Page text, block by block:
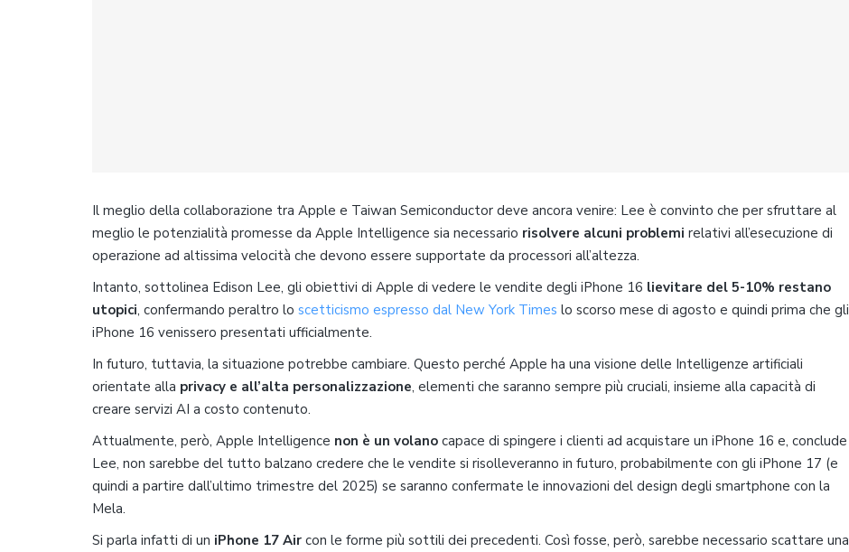
Il meglio della collaborazione tra Apple e Taiwan Semiconductor deve ancora venire: Lee è convinto che per sfruttare al
meglio le potenzialità promesse da Apple Intelligence sia necessario risolvere alcuni problemi relativi all’esecuzione di
operazione ad altissima velocità che devono essere supportate da processori all’altezza.
Intanto, sottolinea Edison Lee, gli obiettivi di Apple di vedere le vendite degli iPhone 16 lievitare del 5-10% restano
utopici, confermando peraltro lo scetticismo espresso dal New York Times lo scorso mese di agosto e quindi prima che gli
iPhone 16 venissero presentati ufficialmente.
In futuro, tuttavia, la situazione potrebbe cambiare. Questo perché Apple ha una visione delle Intelligenze artificiali
orientate alla privacy e all’alta personalizzazione, elementi che saranno sempre più cruciali, insieme alla capacità di
creare servizi AI a costo contenuto.
Attualmente, però, Apple Intelligence non è un volano capace di spingere i clienti ad acquistare un iPhone 16 e, conclude
Lee, non sarebbe del tutto balzano credere che le vendite si risolleveranno in futuro, probabilmente con gli iPhone 17 (e
quindi a partire dall’ultimo trimestre del 2025) se saranno confermate le innovazioni del design degli smartphone con la
Mela.
Si parla infatti di un iPhone 17 Air con le forme più sottili dei precedenti. Così fosse, però, sarebbe necessario scattare una